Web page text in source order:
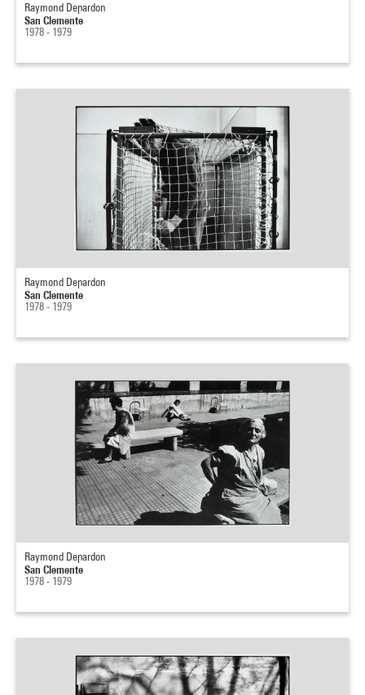
Raymond Depardon
San Clemente
1978 - 1979
Raymond Depardon
San Clemente
1978 - 1979
Raymond Depardon
San Clemente
1978 - 1979